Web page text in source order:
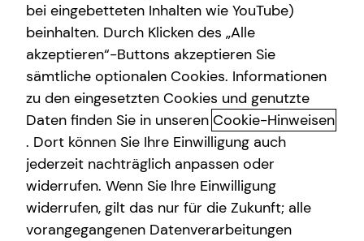
+49 (162) 5316629
Geschäftszeiten
Montag
bei eingebetteten Inhalten wie YouTube)
beinhalten. Durch Klicken des „Alle
akzeptieren“-Buttons akzeptieren Sie
sämtliche optionalen Cookies. Informationen
zu den eingesetzten Cookies und genutzte
Daten finden Sie in unseren Cookie-Hinweisen
. Dort können Sie Ihre Einwilligung auch
jederzeit nachträglich anpassen oder
widerrufen. Wenn Sie Ihre Einwilligung
widerrufen, gilt das nur für die Zukunft; alle
vorangegangenen Datenverarbeitungen